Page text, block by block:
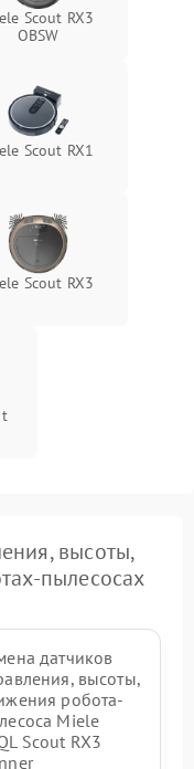
Scout RX3
OBSW
Scout RX1
Scout RX3
высоты,
пылесосах
датчиков
высоты,
робота-
Miele
Scout RX3